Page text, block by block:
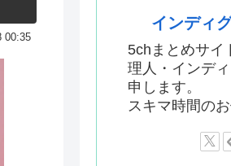
いに限界突破
のインフルエンサーが7台の車に当て
イチローはあんなに敬遠四球が多かっ
下の人ってどう暮らしてるの？この
ステージへ
チでリアルだったwww
00:35
インディ
5chまとめサイ
理人・インデ
申します。
スキマ時間の